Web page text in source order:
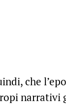
che
narrativi